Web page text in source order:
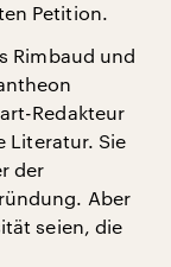
Petition.
Rimbaud und
Redakteur
Literatur. Sie
der
Aber
seien, die